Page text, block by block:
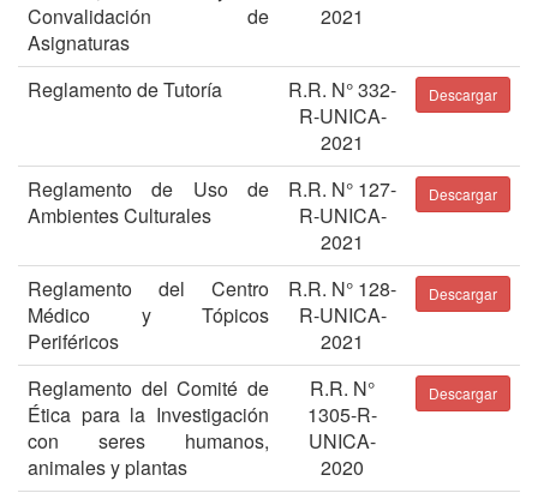
Convalidación de
Asignaturas
2021
Reglamento de Tutoría
R.R. N° 332-
R-UNICA-
2021
Descargar
Reglamento de Uso de
Ambientes Culturales
R.R. N° 127-
R-UNICA-
2021
Descargar
Reglamento del Centro
Médico y Tópicos
Periféricos
R.R. N° 128-
R-UNICA-
2021
Descargar
Reglamento del Comité de
Ética para la Investigación
con seres humanos,
animales y plantas
R.R. N°
1305-R-
UNICA-
2020
Descargar